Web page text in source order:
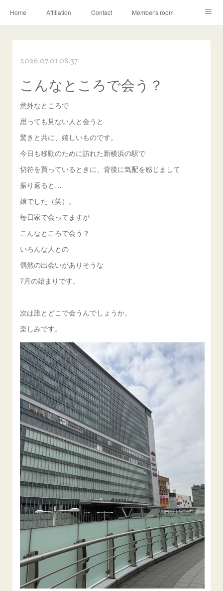
Home Affiliation Contact Member's room
2026.07.01 08:37
こんなところで会う？
意外なところで
思っても見ない人と会うと
驚きと共に、嬉しいものです。
今日も移動のために訪れた新横浜の駅で
切符を買っているときに、背後に気配を感じまして
振り返ると…
娘でした（笑）。
毎日家で会ってますが
こんなところで会う？
いろんな人との
偶然の出会いがありそうな
7月の始まりです。
次は誰とどこで会うんでしょうか。
楽しみです。